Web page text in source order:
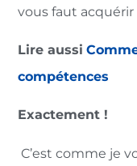
vous faut acquérir
Lire aussi
compétences
Exactement !
C’est comme je